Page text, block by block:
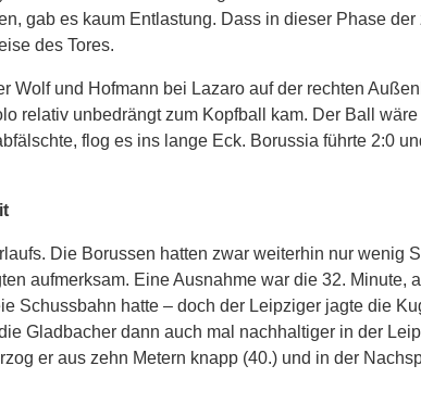
gab es kaum Entlastung. Dass in dieser Phase der
des Tores.
Wolf und Hofmann bei Lazaro auf der rechten
relativ unbedrängt zum Kopfball kam. Der Ball
flog es ins lange Eck. Borussia führte 2:0
Die Borussen hatten zwar weiterhin nur wenig
aufmerksam. Eine Ausnahme war die 32. Minute,
Schussbahn hatte – doch der Leipziger jagte die
Gladbacher dann auch mal nachhaltiger in der
er aus zehn Metern knapp (40.) und in der